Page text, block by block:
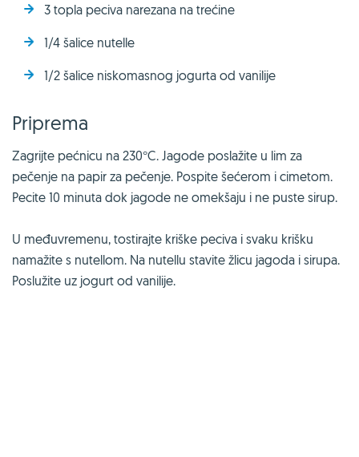
3 topla peciva narezana na trećine
1/4 šalice nutelle
1/2 šalice niskomasnog jogurta od vanilije
Priprema
Zagrijte pećnicu na 230°C. Jagode poslažite u lim za
pečenje na papir za pečenje. Pospite šećerom i cimetom.
Pecite 10 minuta dok jagode ne omekšaju i ne puste sirup.
U međuvremenu, tostirajte kriške peciva i svaku krišku
namažite s nutellom. Na nutellu stavite žlicu jagoda i sirupa.
Poslužite uz jogurt od vanilije.